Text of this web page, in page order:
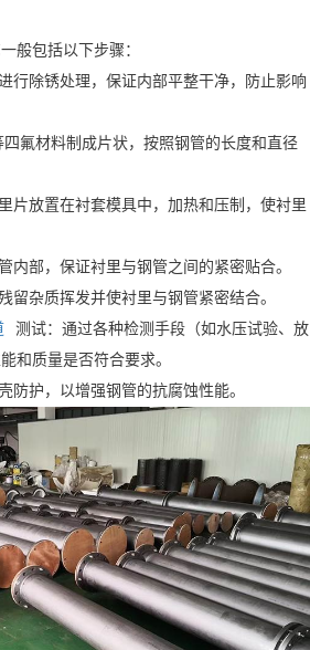
般包括以下步骤：
行除锈处理，保证内部平整干净，防止影响
氟材料制成片状，按照钢管的长度和直径
片放置在衬套模具中，加热和压制，使衬里
内部，保证衬里与钢管之间的紧密贴合。
留杂质挥发并使衬里与钢管紧密结合。
测试：通过各种检测手段（如水压试验、放
和质量是否符合要求。
防护，以增强钢管的抗腐蚀性能。